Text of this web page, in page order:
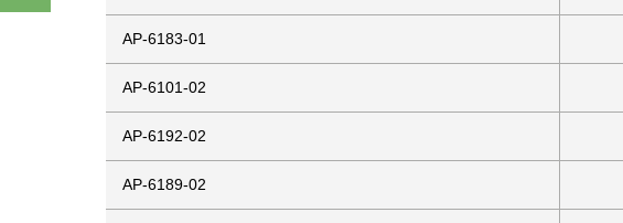
AP-6183-01
AP-6101-02
AP-6192-02
AP-6189-02